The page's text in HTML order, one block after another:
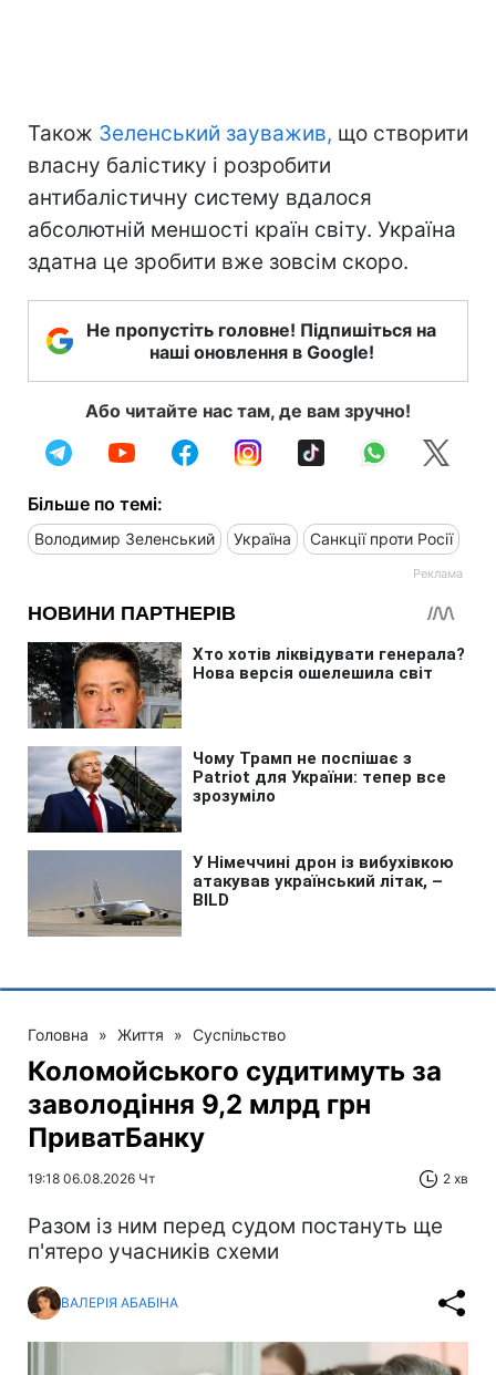
Також Зеленський зауважив, що створити
власну балістику і розробити
антибалістичну систему вдалося
абсолютній меншості країн світу. Україна
здатна це зробити вже зовсім скоро.
Не пропустіть головне! Підпишіться на
наші оновлення в Google!
Або читайте нас там, де вам зручно!
Більше по темі:
Володимир Зеленський Україна Санкції проти Росії
Головна » Життя » Суспільство
Коломойського судитимуть за
заволодіння 9,2 млрд грн
ПриватБанку
19:18 06.08.2026 Чт 2 хв
Разом із ним перед судом постануть ще
п'ятеро учасників схеми
ВАЛЕРІЯ АБАБІНА